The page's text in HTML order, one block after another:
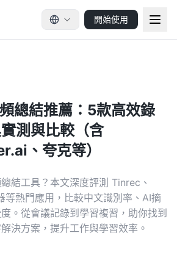
開始使用
總結推薦：5款高效錄
測與比較（含
、夸克等）
結工具？本文深度評測 Tinrec、
等熱門應用，比較中文識別率、AI摘
。從會議記錄到學習複習，助你找到
決方案，提升工作與學習效率。